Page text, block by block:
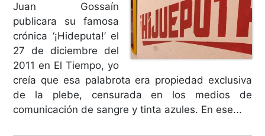
Juan Gossaín
publicara su famosa
crónica ‘¡Hideputa!’ el
27 de diciembre del
2011 en El Tiempo, yo
creía que esa palabrota era propiedad exclusiva
de la plebe, censurada en los medios de
comunicación de sangre y tinta azules. En ese...